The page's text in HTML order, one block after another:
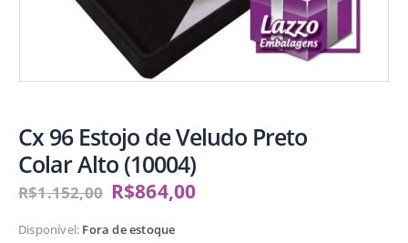
Cx 96 Estojo de Veludo Preto
Colar Alto (10004)
R$1.152,00 R$864,00
Disponível: Fora de estoque